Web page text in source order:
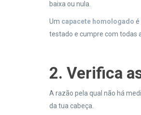
baixa ou nula.
Um capacete homologado é
testado e cumpre com todas
2. Verifica
A razão pela qual não há
da tua cabeça.